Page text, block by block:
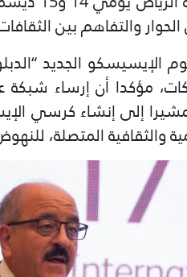
والتفاهم بين
الإيسيسكو الجديد
مؤكدا أن إرساء
مشيرا إلى إنشاء كرسي
والثقافية المتصلة،